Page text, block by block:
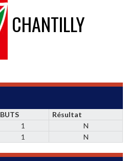
CHANTILLY
BUTS
Résultat
1
N
1 N